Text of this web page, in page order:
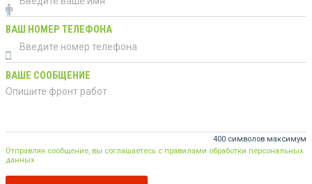
ВАШ НОМЕР ТЕЛЕФОНА
ВАШЕ СООБЩЕНИЕ
400 символов максимум
Отправляя сообщение, вы соглашаетесь с правилами обработки персональных
данных